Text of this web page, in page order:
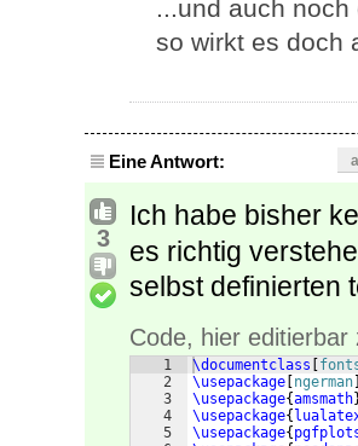
...und auch
so wirkt es doch
Eine Antwort:
3
Ich habe bisher
es richtig
selbst definierten
Code, hier editierbar
1
2
3
4
5
\documentclass
\usepackage ngerman
\usepackage{amsmath
\usepackage{
\usepackage{